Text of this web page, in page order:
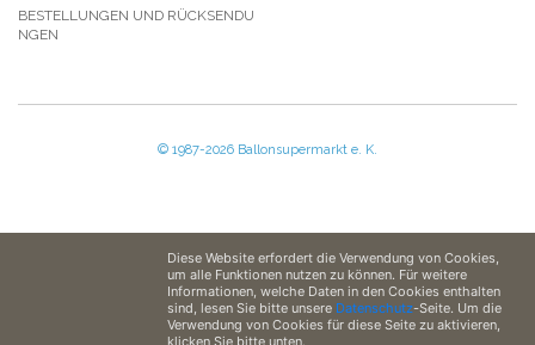
BESTELLUNGEN UND RÜCKSENDU
NGEN
© 1987-2026 Ballonsupermarkt e. K.
Diese Website erfordert die Verwendung von Cookies,
um alle Funktionen nutzen zu können. Für weitere
Informationen, welche Daten in den Cookies enthalten
sind, lesen Sie bitte unsere Datenschutz-Seite. Um die
Verwendung von Cookies für diese Seite zu aktivieren,